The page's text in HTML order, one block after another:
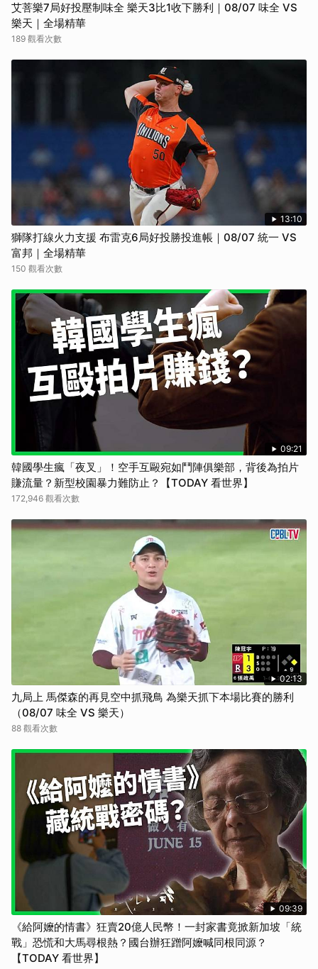
艾菩樂7局好投壓制味全 樂天3比1收下勝利｜08/07 味全 VS
樂天｜全場精華
189 觀看次數
13:10
獅隊打線火力支援 布雷克6局好投勝投進帳｜08/07 統一 VS
富邦｜全場精華
150 觀看次數
09:21
韓國學生瘋「夜叉」！空手互毆宛如鬥陣俱樂部，背後為拍片
賺流量？新型校園暴力難防止？【TODAY 看世界】
172,946 觀看次數
02:13
九局上 馬傑森的再見空中抓飛鳥 為樂天抓下本場比賽的勝利
（08/07 味全 VS 樂天）
88 觀看次數
09:39
《給阿嬤的情書》狂賣20億人民幣！一封家書竟掀新加坡「統
戰」恐慌和大馬尋根熱？國台辦狂蹭阿嬤喊同根同源？
【TODAY 看世界】